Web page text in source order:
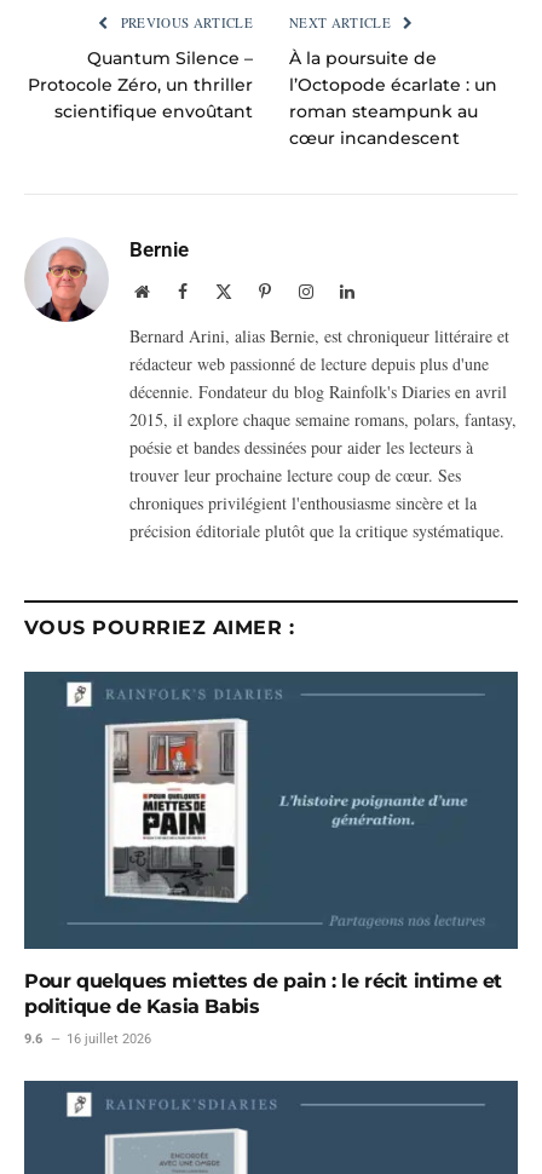
PREVIOUS ARTICLE
Quantum Silence –
Protocole Zéro, un thriller
scientifique envoûtant
NEXT ARTICLE
À la poursuite de
l’Octopode écarlate : un
roman steampunk au
cœur incandescent
Bernie
WebsiteFacebook PinterestInstagramLinkedIn
Bernard Arini, alias Bernie, est chroniqueur littéraire et
rédacteur web passionné de lecture depuis plus d'une
décennie. Fondateur du blog Rainfolk's Diaries en avril
2015, il explore chaque semaine romans, polars, fantasy,
poésie et bandes dessinées pour aider les lecteurs à
trouver leur prochaine lecture coup de cœur. Ses
chroniques privilégient l'enthousiasme sincère et la
précision éditoriale plutôt que la critique systématique.
VOUS POURRIEZ AIMER :
Pour quelques miettes de pain : le récit intime et
politique de Kasia Babis
9.6 16 juillet 2026